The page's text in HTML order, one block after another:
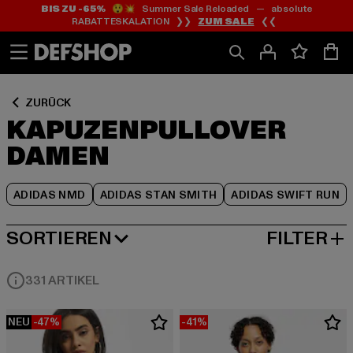
Zum
Inhalt
springen
Zum
Fußzeile
springen
BIS ZU -65%😲💥 Summer Sale Reloaded — absolute
RABATTESKALATION ❯❯ ZUM SALE ❮❮
ZURÜCK
KAPUZENPULLOVER
DAMEN
ADIDAS NMD ADIDAS STAN SMITH ADIDAS SWIFT RUN
Zum
Produktraster
springen
SORTIEREN
BELIEBTESTE FILTER
331 ARTIKEL
NEU -47% -41%